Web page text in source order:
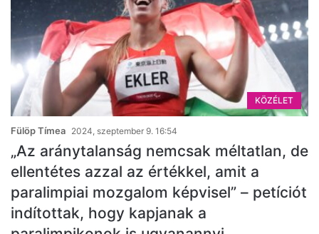
KÖZÉLET
Fülöp Tímea 2024, szeptember 9. 16:54
„Az aránytalanság nemcsak méltatlan, de
ellentétes azzal az értékkel, amit a
paralimpiai mozgalom képvisel” – petíciót
indítottak, hogy kapjanak a